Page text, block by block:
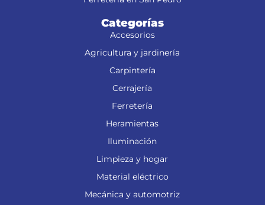
Categorías
Accesorios
Agricultura y jardinería
Carpintería
Cerrajería
Ferretería
Heramientas
Iluminación
Limpieza y hogar
Material eléctrico
Mecánica y automotriz